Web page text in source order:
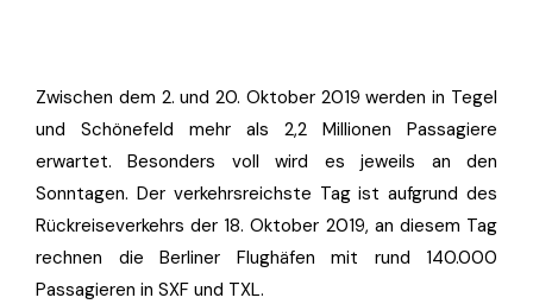
Zwischen dem 2. und 20. Oktober 2019 werden in Tegel
und Schönefeld mehr als 2,2 Millionen Passagiere
erwartet. Besonders voll wird es jeweils an den
Sonntagen. Der verkehrsreichste Tag ist aufgrund des
Rückreiseverkehrs der 18. Oktober 2019, an diesem Tag
rechnen die Berliner Flughäfen mit rund 140.000
Passagieren in SXF und TXL.